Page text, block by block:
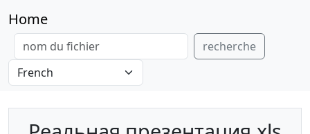
Home
recherche